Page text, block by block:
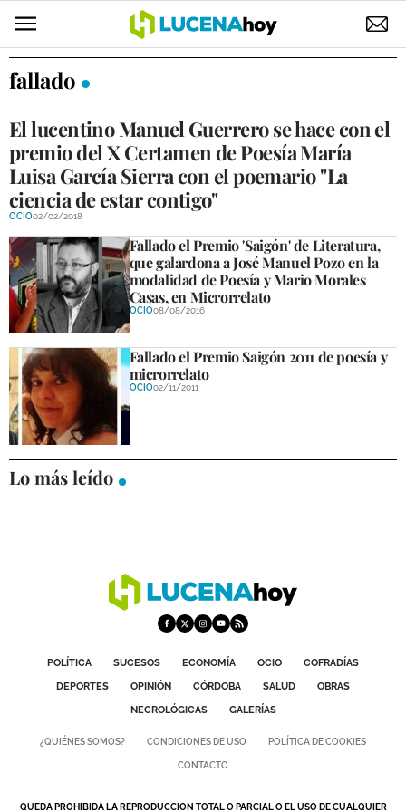
POLÍTICA
ELECCIONES
SUCESOS
ECONOMÍA
DESARROLLO LOCAL
LUCENA EMPRESAS
OCIO
COFRADÍAS
DEPORTES
COMPETICIONES
NECROLÓGICAS
fallado
El lucentino Manuel Guerrero se hace con el
premio del X Certamen de Poesía María
Luisa García Sierra con el poemario "La
ciencia de estar contigo"
OCIO02/02/2018
Fallado el Premio 'Saigón' de Literatura,
que galardona a José Manuel Pozo en la
modalidad de Poesía y Mario Morales
Casas, en Microrrelato
OCIO08/08/2016
Fallado el Premio Saigón 2011 de poesía y
microrrelato
OCIO02/11/2011
Lo más leído
POLÍTICA SUCESOS ECONOMÍA OCIO
COFRADÍAS
DEPORTES
OPINIÓN CÓRDOBA SALUD
OBRAS
NECROLÓGICAS
GALERÍAS
¿QUIÉNES SOMOS? CONDICIONES DE USO POLÍTICA DE COOKIES
CONTACTO
QUEDA PROHIBIDA LA REPRODUCCION TOTAL O PARCIAL O EL USO DE CUALQUIER